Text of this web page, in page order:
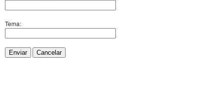
Tema:
Enviar Cancelar